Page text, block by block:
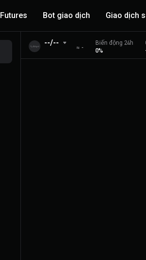
Futures Bot giao dịch Giao dịch
--/--
≈ -
Biến động 24h
0%